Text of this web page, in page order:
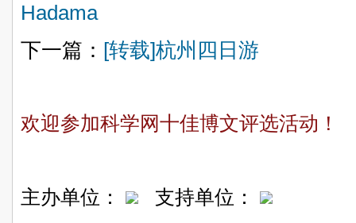
Hadama
下一篇： [转载]杭州四日游
欢迎参加科学网十佳博文评选活动！
主办单位： 支持单位：